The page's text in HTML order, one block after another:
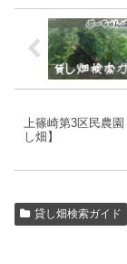
上篠崎第3区民農
し畑】
貸し畑検索ガイド